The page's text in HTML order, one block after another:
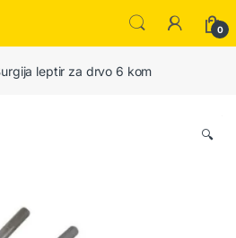
0
leptir za drvo 6 kom
🔍